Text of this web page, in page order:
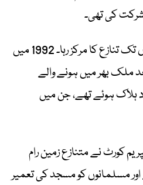
کی تھی۔
ایودھیا کا یہ مقام کئی دہائیوں تک تنازع کا مرکز رہا۔ 1992 میں
ملک بھر میں ہونے والے
2 ہزار افراد ہلاک ہوئے تھے، جن میں
سپریم کورٹ نے متنازع زمین رام
مسلمانوں کو مسجد کی تعمیر